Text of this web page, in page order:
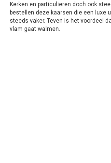
Kerken en particulieren doch ook
bestellen deze kaarsen die een luxe
steeds vaker. Teven is het voordeel
vlam gaat walmen.